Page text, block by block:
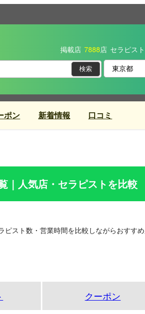
掲載店 7888店 セラピスト
ポン 新着情報 口コミ
｜人気店・セラピストを比較
ピスト数・営業時間を比較しながらおすす
クーポン